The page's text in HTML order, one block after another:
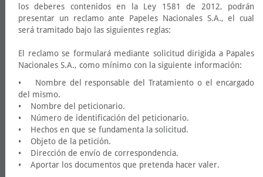
los deberes contenidos en la Ley 1581 de 2012, podrán
presentar un reclamo ante Papeles Nacionales S.A., el cual
será tramitado bajo las siguientes reglas:
El reclamo se formulará mediante solicitud dirigida a Papales
Nacionales S.A., como mínimo con la siguiente información:
• Nombre del responsable del Tratamiento o el encargado
del mismo.
• Nombre del peticionario.
• Número de identificación del peticionario.
• Hechos en que se fundamenta la solicitud.
• Objeto de la petición.
• Dirección de envío de correspondencia.
• Aportar los documentos que pretenda hacer valer.